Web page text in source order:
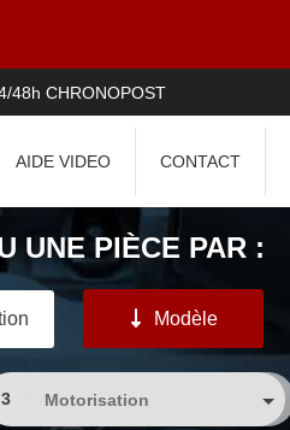
48h CHRONOPOST
AIDE VIDEO CONTACT
UNE PIÈCE PAR :
Modèle
3